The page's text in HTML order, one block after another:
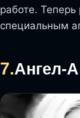
работе.
специальным
7.Ангел-